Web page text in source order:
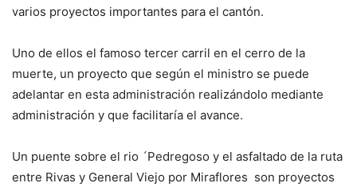
varios proyectos importantes para el cantón.
Uno de ellos el famoso tercer carril en el cerro de la
muerte, un proyecto que según el ministro se puede
adelantar en esta administración realizándolo mediante
administración y que facilitaría el avance.
Un puente sobre el rio ´Pedregoso y el asfaltado de la ruta
entre Rivas y General Viejo por Miraflores son proyectos